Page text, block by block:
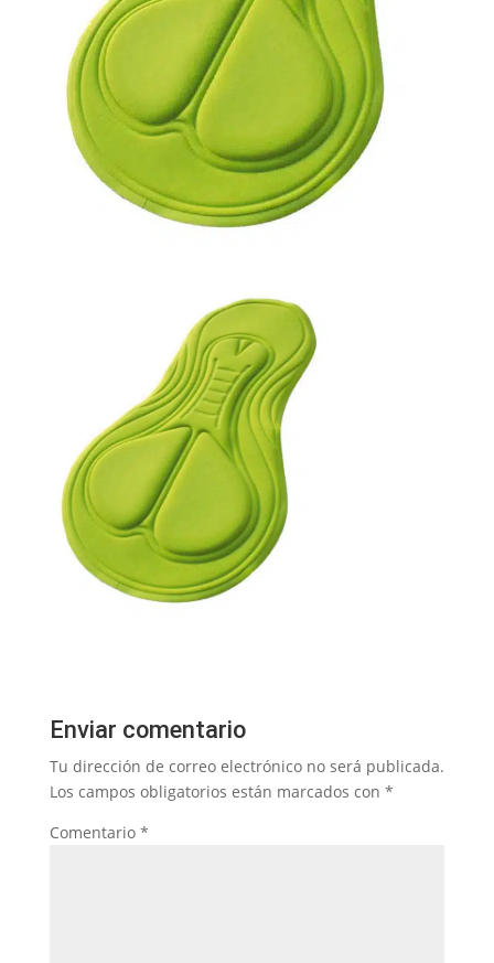
Enviar comentario
Tu dirección de correo electrónico no será publicada.
Los campos obligatorios están marcados con *
Comentario *